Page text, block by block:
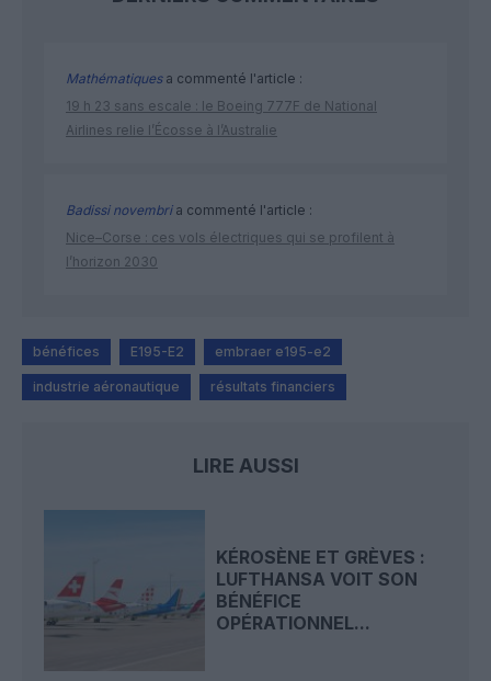
Mathématiquesa commenté l'article :
19 h 23 sans escale : le Boeing 777F de National
Airlines relie l’Écosse à l’Australie
Badissi novembria commenté l'article :
Nice–Corse : ces vols électriques qui se profilent à
l’horizon 2030
bénéfices E195-E2 embraer e195-e2
industrie aéronautique résultats financiers
LIRE AUSSI
KÉROSÈNE ET GRÈVES :
LUFTHANSA VOIT SON
BÉNÉFICE
OPÉRATIONNEL...